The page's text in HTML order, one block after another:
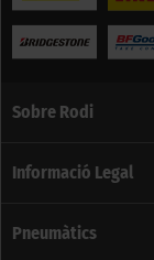
Sobre Rodi
Informació Legal
Pneumàtics